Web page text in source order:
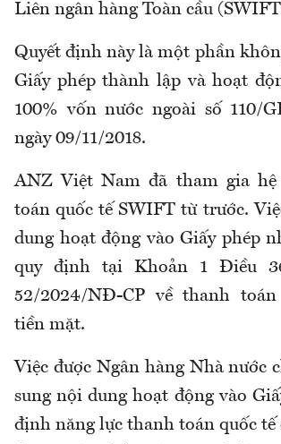
Liên ngân hàng Toàn cầu
Quyết định này là một phần
Giấy phép thành lập và hoạt
100% vốn nước ngoài số 110/
ngày 09/11/2018.
ANZ Việt Nam đã tham gia
toán quốc tế SWIFT từ trước.
dung hoạt động vào Giấy phép
quy định tại Khoản 1 Điều
52/2024/NĐ-CP về thanh
tiền mặt.
Việc được Ngân hàng Nhà nước
sung nội dung hoạt động vào
định năng lực thanh toán quốc